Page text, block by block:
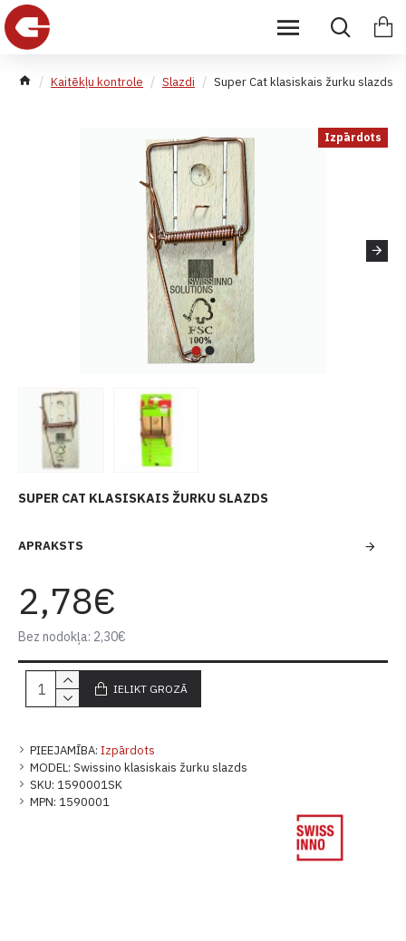
Kaitēkļu kontrole Slazdi Super Cat klasiskais žurku slazds
Izpārdots
SUPER CAT KLASISKAIS ŽURKU SLAZDS
APRAKSTS
PIEEJAMĪBA: Izpārdots
MODEL: Swissino klasiskais žurku slazds
SKU: 1590001SK
MPN: 1590001
2,78€
Bez nodokļa: 2,30€
IELIKT GROZĀ